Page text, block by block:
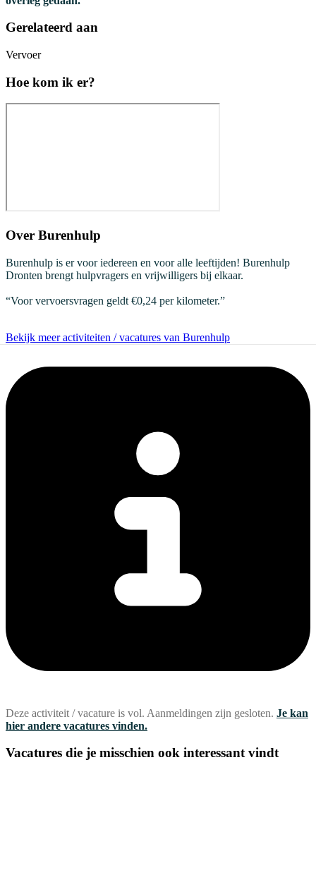
Gerelateerd aan
Vervoer
Hoe kom ik er?
Over Burenhulp
Burenhulp is er voor iedereen en voor alle leeftijden! Burenhulp
Dronten brengt hulpvragers en vrijwilligers bij elkaar.
“Voor vervoersvragen geldt €0,24 per kilometer.”
Bekijk meer activiteiten / vacatures van Burenhulp
Deze activiteit / vacature is vol. Aanmeldingen zijn gesloten. Je kan
hier andere vacatures vinden.
Vacatures die je misschien ook interessant vindt